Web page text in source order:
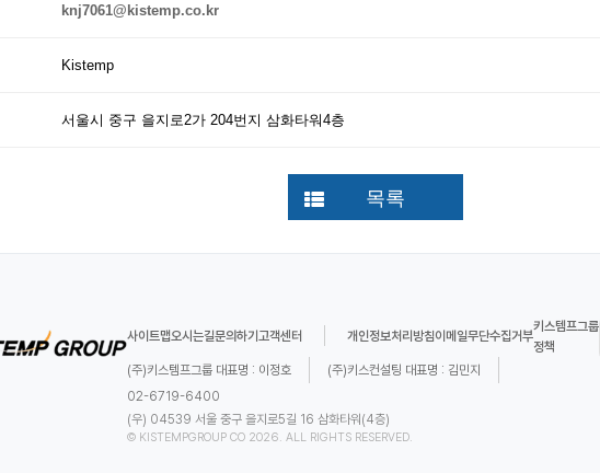
knj7061@kistemp.co.kr
Kistemp
서울시 중구 을지로2가 204번지 삼화타워4층
목록
사이트맵오시는길문의하기 고객센터 개인정보처리방침이메일무단수집거부
키스템프그룹
정책
(주)키스템프그룹 대표명 : 이정호
(주)키스컨설팅 대표명 : 김민지
02-6719-6400
(우) 04539 서울 중구 을지로5길 16 삼화타워(4층)
© KISTEMPGROUP CO 2026. ALL RIGHTS RESERVED.